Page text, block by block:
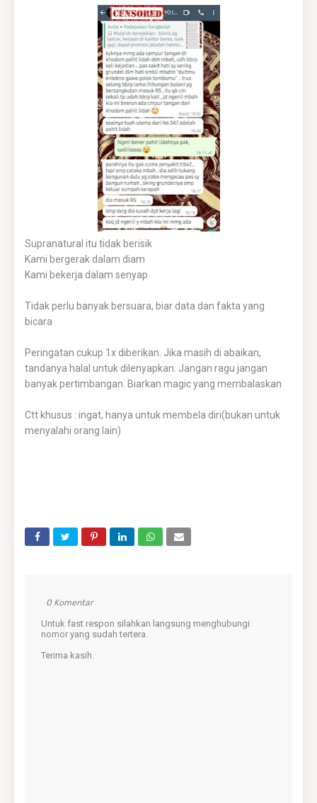
Supranatural itu tidak berisik
Kami bergerak dalam diam
Kami bekerja dalam senyap
Tidak perlu banyak bersuara, biar data dan fakta yang
bicara
Peringatan cukup 1x diberikan. Jika masih di abaikan,
tandanya halal untuk dilenyapkan. Jangan ragu jangan
banyak pertimbangan. Biarkan magic yang membalaskan
Ctt khusus : ingat, hanya untuk membela diri(bukan untuk
menyalahi orang lain)
0 Komentar
Untuk fast respon silahkan langsung menghubungi
nomor yang sudah tertera.
Terima kasih.